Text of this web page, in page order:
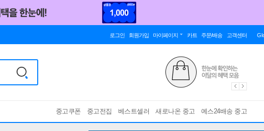
로그인 회원가입 마이페이지 카트 주문/배송 고객센터
중고쿠폰 중고전집 베스트셀러 새로나온 중고 예스24배송 중고